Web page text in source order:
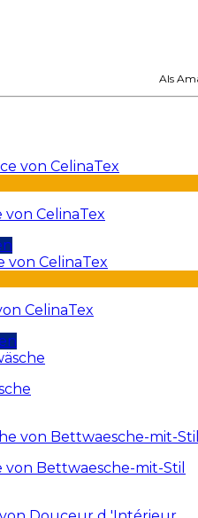
Als
CelinaTex
CelinaTex
Bettwaesche-mit-Stil